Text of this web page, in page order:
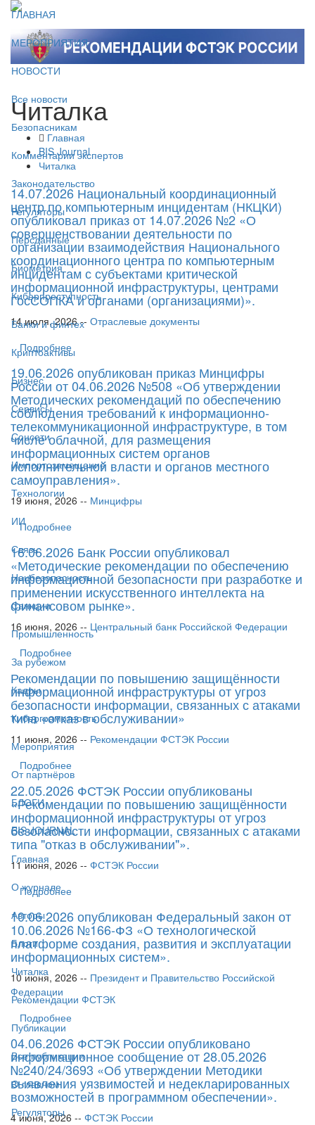
ГЛАВНАЯ
МЕРОПРИЯТИЯ
НОВОСТИ
Все новости
Безопасникам
Комментарии экспертов
Законодательство
Регуляторы
Персданные
Биометрия
Киберпреступность
Банки и финтех
Криптоактивы
Бизнес
Сервисы
Соцсети
Импортозамещение
Технологии
ИИ
Связь
Нацбезопасность
Санкции
Промышленность
За рубежом
Кадры
Киберграмотность
Мероприятия
От партнёров
БЛОГИ
BIS JOURNAL
Главная
О журнале
Авторы
Блоги
Читалка
Рекомендации ФСТЭК
Публикации
Все публикации
О главном
Регуляторы
Читалка
Главная
BIS Journal
Читалка
14.07.2026 Национальный координационный
центр по компьютерным инцидентам (НКЦКИ)
опубликовал приказ от 14.07.2026 №2 «О
совершенствовании деятельности по
организации взаимодействия Национального
координационного центра по компьютерным
инцидентам с субъектами критической
информационной инфраструктуры, центрами
ГосСОПКА и органами (организациями)».
14 июля, 2026 -- Отраслевые документы
Подробнее
19.06.2026 опубликован приказ Минцифры
России от 04.06.2026 №508 «Об утверждении
Методических рекомендаций по обеспечению
соблюдения требований к информационно-
телекоммуникационной инфраструктуре, в том
числе облачной, для размещения
информационных систем органов
исполнительной власти и органов местного
самоуправления».
19 июня, 2026 -- Минцифры
Подробнее
16.06.2026 Банк России опубликовал
«Методические рекомендации по обеспечению
информационной безопасности при разработке и
применении искусственного интеллекта на
финансовом рынке».
16 июня, 2026 -- Центральный банк Российской Федерации
Подробнее
Рекомендации по повышению защищённости
информационной инфраструктуры от угроз
безопасности информации, связанных с атаками
типа «отказ в обслуживании»
11 июня, 2026 -- Рекомендации ФСТЭК России
Подробнее
22.05.2026 ФСТЭК России опубликованы
«Рекомендации по повышению защищённости
информационной инфраструктуры от угроз
безопасности информации, связанных с атаками
типа "отказ в обслуживании"».
11 июня, 2026 -- ФСТЭК России
Подробнее
10.06.2026 опубликован Федеральный закон от
10.06.2026 №166-ФЗ «О технологической
платформе создания, развития и эксплуатации
информационных систем».
10 июня, 2026 -- Президент и Правительство Российской
Федерации
Подробнее
04.06.2026 ФСТЭК России опубликовано
информационное сообщение от 28.05.2026
№240/24/3693 «Об утверждении Методики
выявления уязвимостей и недекларированных
возможностей в программном обеспечении».
4 июня, 2026 -- ФСТЭК России